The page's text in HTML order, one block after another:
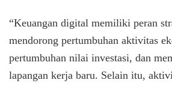
“Keuangan digital memiliki peran
mendorong pertumbuhan aktivitas
pertumbuhan nilai investasi, dan
lapangan kerja baru. Selain itu,